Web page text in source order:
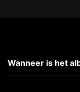
Wanneer is het